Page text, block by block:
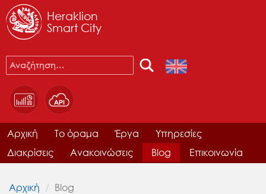
Heraklion
Smart City
Αρχική Το όραμα Έργα
Υπηρεσίες
Διακρίσεις
Ανακοινώσεις Blog Επικοινωνία
Αρχική Blog